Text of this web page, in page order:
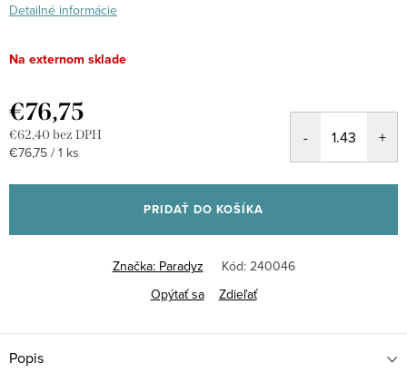
Detailné informácie
Na externom sklade
€76,75
€62,40 bez DPH
Jednotková
€76,75 / 1 ks
PRIDAŤ DO KOŠÍKA
Značka: Paradyz Kód: 240046
Opýtať sa
Zdieľať
Popis